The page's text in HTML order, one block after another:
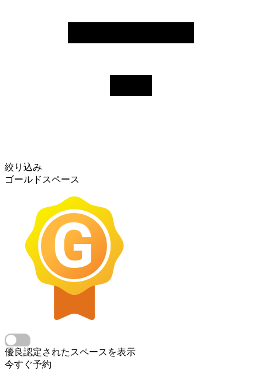
絞り込み
ゴールドスペース
優良認定されたスペースを表示
今すぐ予約